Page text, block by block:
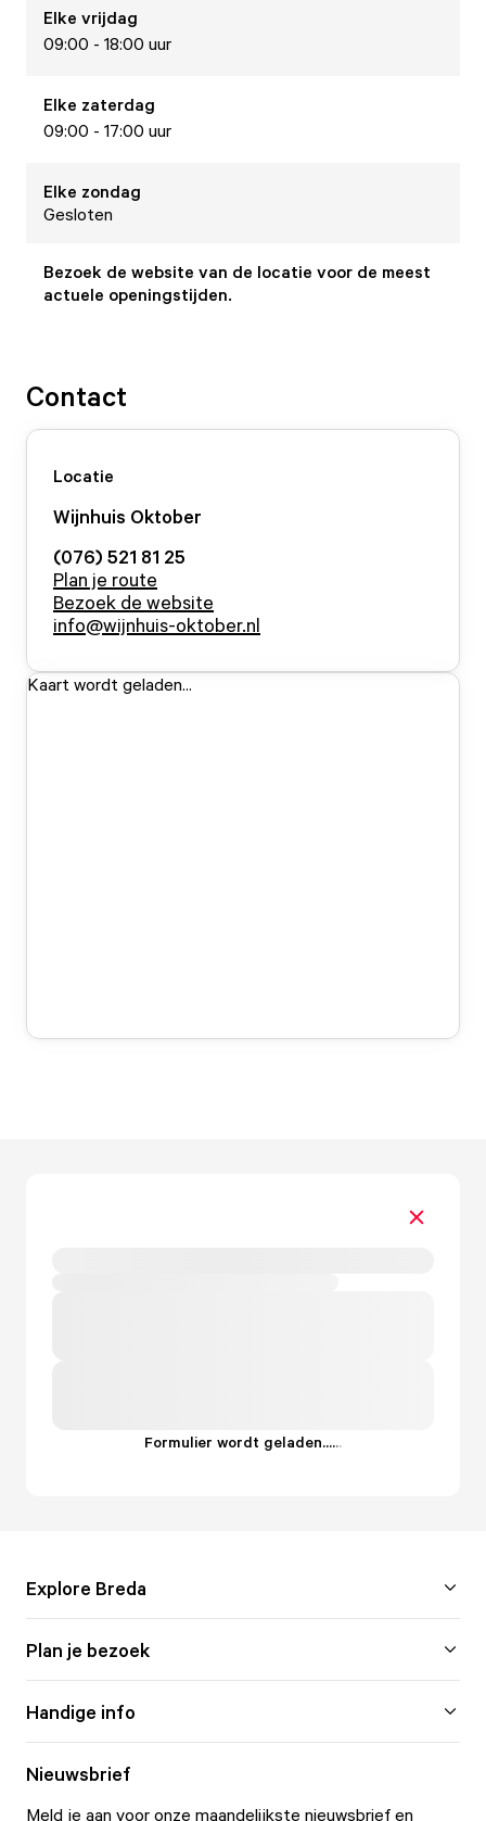
Elke vrijdag
09:00 - 18:00 uur
Elke zaterdag
09:00 - 17:00 uur
Elke zondag
Gesloten
Bezoek de website van de locatie voor de meest
actuele openingstijden.
Contact
Locatie
Wijnhuis Oktober
(076) 521 81 25
Plan je route
Bezoek de website
info@wijnhuis-oktober.nl
Kaart wordt geladen...
Formulier wordt geladen......
Explore Breda
Plan je bezoek
Handige info
Nieuwsbrief
Meld je aan voor onze maandelijkste nieuwsbrief en